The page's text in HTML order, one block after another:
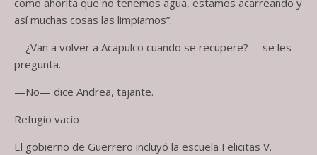
como ahorita que no tenemos agua, estamos acarreando y
así muchas cosas las limpiamos”.
—¿Van a volver a Acapulco cuando se recupere?— se les
pregunta.
—No— dice Andrea, tajante.
Refugio vacío
El gobierno de Guerrero incluyó la escuela Felicitas V.